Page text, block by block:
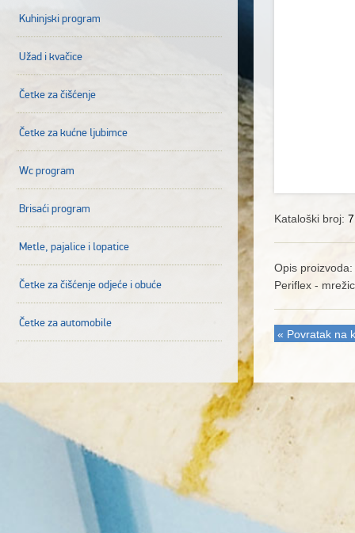
Kuhinjski program
Užad i kvačice
Četke za čišćenje
Četke za kućne ljubimce
Wc program
Brisaći program
Metle, pajalice i lopatice
Četke za čišćenje odjeće i obuće
Četke za automobile
Kataloški broj:
Opis proizvoda:
Periflex -
« Povratak na